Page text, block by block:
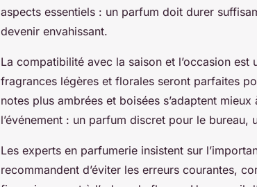
aspects essentiels : un parfum doit durer
devenir envahissant.
La compatibilité avec la saison et l’occasion
fragrances légères et florales seront parfaites
notes plus ambrées et boisées s’adaptent mieux
l’événement : un parfum discret pour le
Les experts en parfumerie insistent sur
recommandent d’éviter les erreurs courantes,